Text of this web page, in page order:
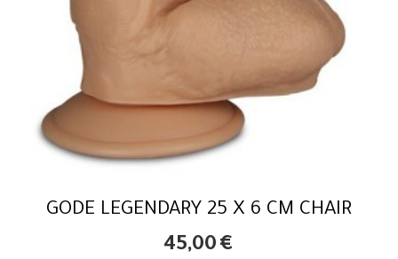
GODE LEGENDARY 25 X 6 CM CHAIR
45,00 €